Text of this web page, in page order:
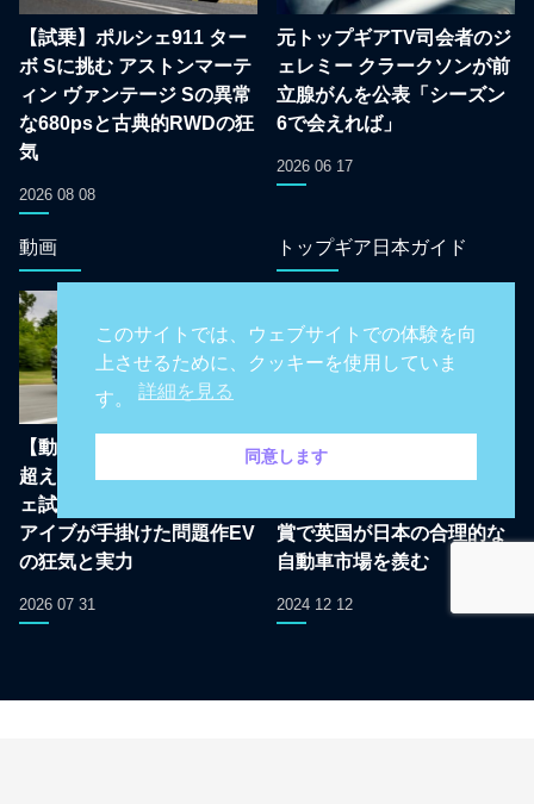
【試乗】ポルシェ911 ター
ボ Sに挑む アストンマーテ
ィン ヴァンテージ Sの異常
な680psと古典的RWDの狂
気
2026 08 08
元トップギアTV司会者のジ
ェレミー クラークソンが前
立腺がんを公表「シーズン
6で会えれば」
2026 06 17
動画
【動画あり：価格は1億円
超え？】フェラーリ ルーチ
ェ試乗！元Appleジョニー
アイブが手掛けた問題作EV
の狂気と実力
2026 07 31
トップギア日本ガイド
日本のカーオブザイヤーは
やっぱりMPVだって！5/6/7
賞で英国が日本の合理的な
自動車市場を羨む
2024 12 12
このサイトでは、ウェブサイトでの体験を向
上させるために、クッキーを使用していま
す。 詳細を見る
同意します